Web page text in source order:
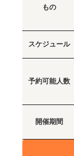
もの
スケジュール
予約可能人数
開催期間